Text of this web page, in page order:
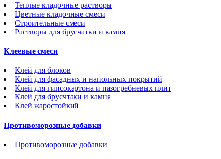
Теплые кладочные растворы
Цветные кладочные смеси
Строительные смеси
Растворы для брусчатки и камня
Клеевые смеси
Клей для блоков
Клей для фасадных и напольных покрытий
Клей для гипсокартона и пазогребневых плит
Клей для брусчтаки и камня
Клей жаростойкий
Противоморозные добавки
Противоморозные добавки